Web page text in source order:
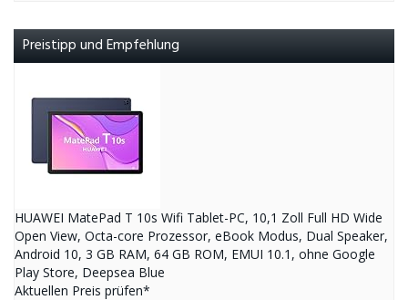
Preistipp und Empfehlung
HUAWEI MatePad T 10s Wifi Tablet-PC, 10,1 Zoll Full HD Wide
Open View, Octa-core Prozessor, eBook Modus, Dual Speaker,
Android 10, 3 GB RAM, 64 GB ROM, EMUI 10.1, ohne Google
Play Store, Deepsea Blue
Aktuellen Preis prüfen*